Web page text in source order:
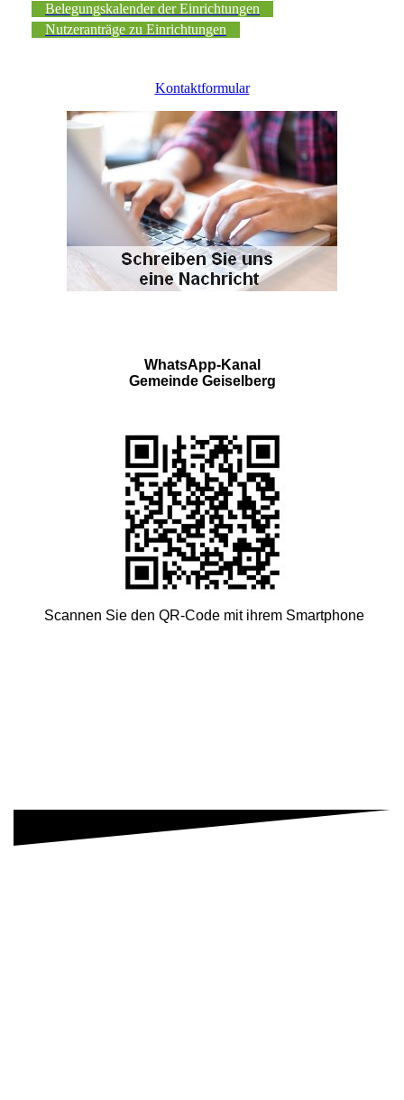
Belegungskalender der Einrichtungen
Nutzeranträge zu Einrichtungen
Kontaktformular
WhatsApp-Kanal
Gemeinde Geiselberg
Scannen Sie den QR-Code mit ihrem Smartphone